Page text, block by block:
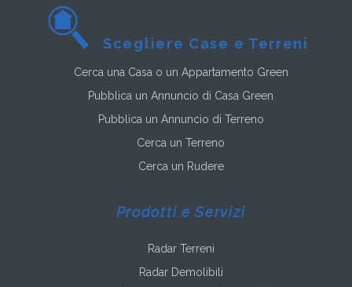
Scegliere Case e Terreni
Cerca una Casa o un Appartamento Green
Pubblica un Annuncio di Casa Green
Pubblica un Annuncio di Terreno
Cerca un Terreno
Cerca un Rudere
Prodotti e Servizi
Radar Terreni
Radar Demolibili